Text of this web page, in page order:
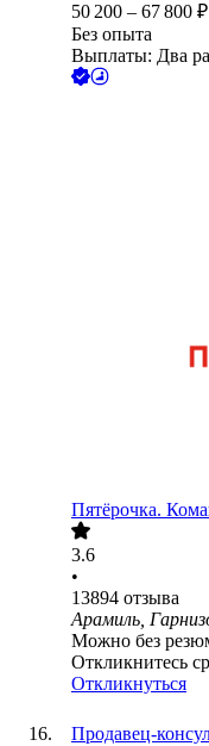
50 200 – 67 800 ₽
Без опыта
Выплаты: Два
Пятёрочка.
3.6
•
13894 отзыва
Арамиль,
Можно без
Откликнитесь
Откликнуться
Продавец-